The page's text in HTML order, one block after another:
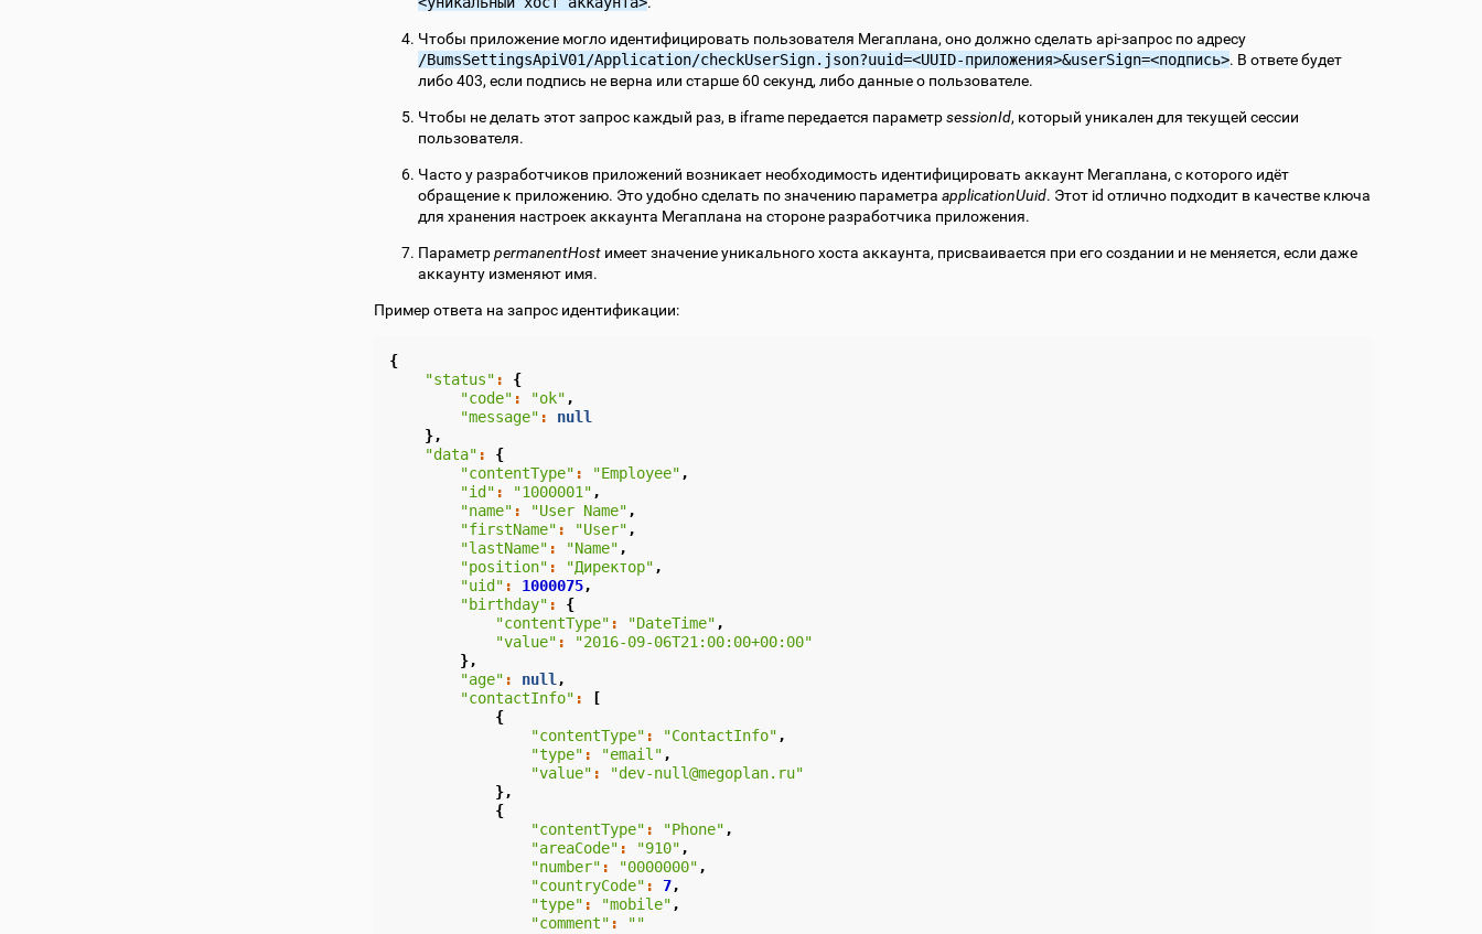
Чтобы приложение могло идентифицировать пользователя Мегаплана, оно должно сделать api-запрос по адресу
/BumsSettingsApiV01/Application/checkUserSign.json?uuid=<UUID-приложения>&userSign=<подпись>. В ответе будет
либо 403, если подпись не верна или старше 60 секунд, либо данные о пользователе.
Чтобы не делать этот запрос каждый раз, в iframe передается параметрsessionId, который уникален для текущей сессии
пользователя.
Часто у разработчиков приложений возникает необходимость идентифицировать аккаунт Мегаплана, с которого идёт
обращение к приложению. Это удобно сделать по значению параметра applicationUuid. Этот id отлично подходит в качестве ключа
для хранения настроек аккаунта Мегаплана на стороне разработчика приложения.
ПараметрpermanentHost имеет значение уникального хоста аккаунта, присваивается при его создании и не меняется, если даже
аккаунту изменяют имя.
Пример ответа на запрос идентификации:
{
"status" :
{
"code" : "ok" ,
"message" :
null
},
"data" :
{
"contentType" : "Employee" ,
"id" : "1000001" ,
"name" : "User Name" ,
"firstName" : "User" ,
"lastName" : "Name" ,
"position" : "Директор" ,
"uid" : 1000075,
"birthday" :
{
"contentType" : "DateTime" ,
"value" :
"2016-09-06T21:00:00+00:00"
},
"age" : null ,
"contactInfo" :
[
{
"contentType" : "ContactInfo" ,
"type" : "email" ,
"value" :
"dev-null@megoplan.ru"
},
{
"contentType" : "Phone" ,
"areaCode" : "910" ,
"number" : "0000000" ,
"countryCode" : 7,
"type" : "mobile" ,
"comment" :
""